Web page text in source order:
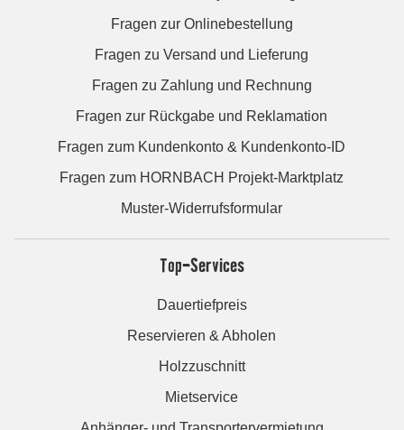
Fragen zur Onlinebestellung
Fragen zu Versand und Lieferung
Fragen zu Zahlung und Rechnung
Fragen zur Rückgabe und Reklamation
Fragen zum Kundenkonto & Kundenkonto-ID
Fragen zum HORNBACH Projekt-Marktplatz
Muster-Widerrufsformular
Top-Services
Dauertiefpreis
Reservieren & Abholen
Holzzuschnitt
Mietservice